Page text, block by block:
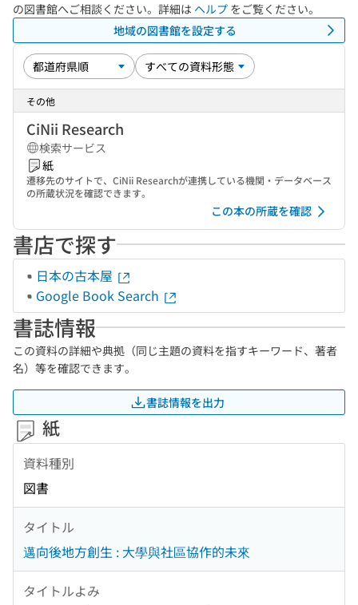
の図書館へご相談ください。詳細は ヘルプ をご覧ください。
地域の図書館を設定する
その他
CiNii Research
検索サービス
紙
遷移先のサイトで、CiNii Researchが連携している機関・データベース
の所蔵状況を確認できます。
この本の所蔵を確認
書店で探す
日本の古本屋
Google Book Search
書誌情報
この資料の詳細や典拠（同じ主題の資料を指すキーワード、著者
名）等を確認できます。
書誌情報を出力
紙
資料種別
図書
タイトル
邁向後地方創生 : 大學與社區協作的未來
タイトルよみ